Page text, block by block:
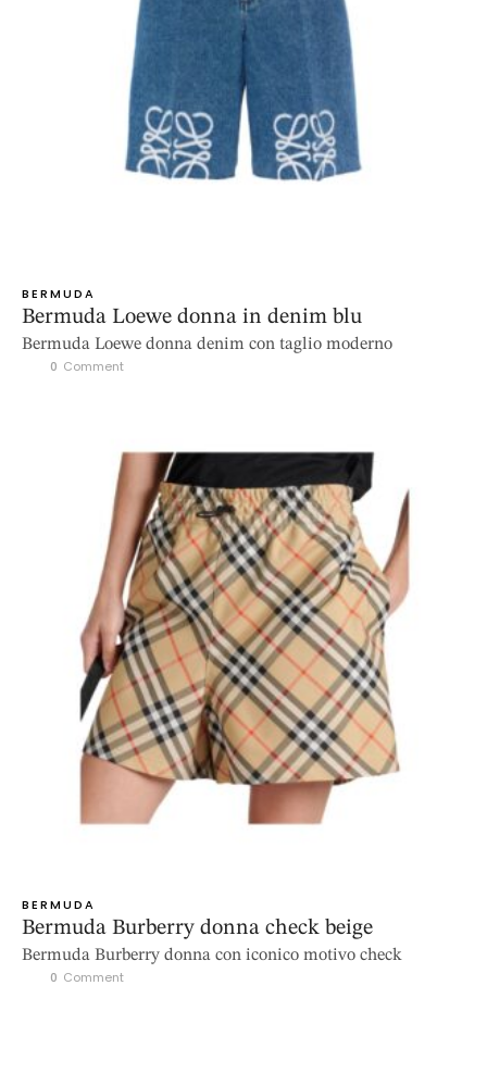
BERMUDA
Bermuda Loewe donna in denim blu
Bermuda Loewe donna denim con taglio moderno
0 Comment
BERMUDA
Bermuda Burberry donna check beige
Bermuda Burberry donna con iconico motivo check
0 Comment